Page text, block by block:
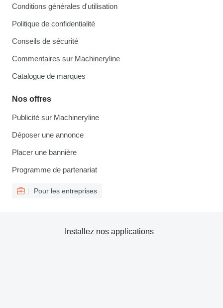
Conditions générales d'utilisation
Politique de confidentialité
Conseils de sécurité
Commentaires sur Machineryline
Catalogue de marques
Nos offres
Publicité sur Machineryline
Déposer une annonce
Placer une bannière
Programme de partenariat
Pour les entreprises
Installez nos applications